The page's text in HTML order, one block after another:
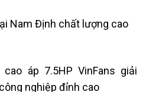
Nam Định chất lượng cao
áp 7.5HP VinFans giải
nghiệp đỉnh cao